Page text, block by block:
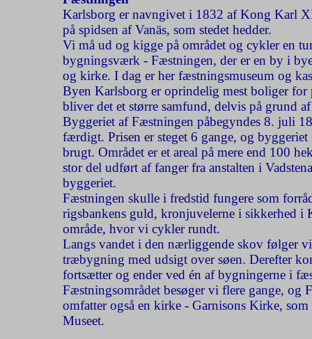
Karlsborg er navngivet i 1832 af Kong Karl
på spidsen af Vanäs, som stedet hedder.
Vi må ud og kigge på området og cykler en
bygningsværk - Fæstningen, der er en by i
og kirke. I dag er her fæstningsmuseum og
Byen Karlsborg er oprindelig mest boliger for
bliver det et større samfund, delvis på grund
Byggeriet af Fæstningen påbegyndes 8. juli
færdigt. Prisen er steget 6 gange, og
brugt. Området er et areal på mere end 100
stor del udført af fanger fra anstalten i
byggeriet.
Fæstningen skulle i fredstid fungere som
rigsbankens guld, kronjuvelerne i sikkerhed i
område, hvor vi cykler rundt.
Langs vandet i den nærliggende skov følger
træbygning med udsigt over søen. Derefter
fortsætter og ender ved én af bygningerne i
Fæstningsområdet besøger vi flere gange, og
omfatter også en kirke - Garnisons Kirke,
Museet.